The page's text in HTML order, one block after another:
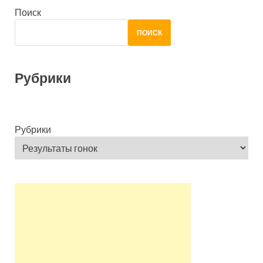
Поиск
ПОИСК
Рубрики
Рубрики